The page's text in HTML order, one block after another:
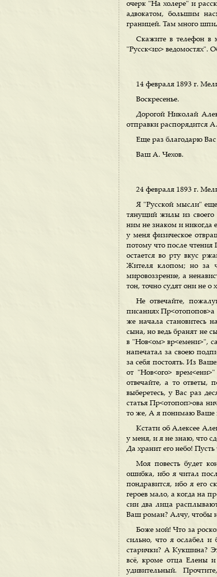
очерк "На холере" и
адвокатом, большим
границей. Там много
Скажите в телефон в
"Русск<их> ведомостях".
14 февраля 1893 г.
Воскресенье.
Дорогой Николай
отправки распорядится
Еще раз благодарю
Ваш А. Чехов.
24 февраля 1893 г.
Я "Русской мысли"
тянущий жилы из своего
ним не знаком и никогда
у меня физическое
потому что после чтения
остается во рту вкус
Жителя клопом; но за
мировоззрение, а
тон, точно судят они не о
Не отвечайте,
писаниях Пр<отопопов>а
же начала становитесь
сына, но ведь бранят не
в "Нов<ом> вр<емени>",
напечатал за своею
за себя постоять. Из
от "Нов<ого>
отвечайте, а то ответы,
выберетесь, у Вас раз
статья Пр<отопоп>ова
то же, А я понимаю Ваше
Кстати об Алексее
у меня, и я не знаю, что
Да хранит его небо!
Моя повесть будет
ошибка, ибо я читал
пондравится, ибо я его
героев мало, а когда на
сии два лица
Ваш роман? Алчу, чтобы
Боже мой! Что за
сильно, что я ослабел и
старички? А Кукшина?
всё, кроме отца Елены
удивительный.